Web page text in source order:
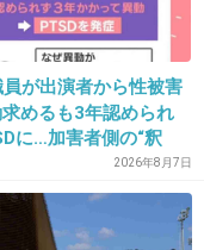
ら
うがいいかも
-4
員が出演者から性被害
めるも3年認められ
に…加害者側の“釈
ラムニスト「納得がい
一方で組織体制の問
摘
2026年8月7日